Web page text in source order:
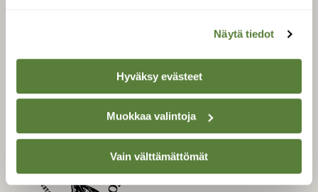
Näytä tiedot
Hyväksy evästeet
Muokkaa valintoja
Vain välttämättömät
Tilaa uutiskirje
SUOMEN LUONNON­
Suomen Luonto -lehden
luonnonsuojelu­liitto